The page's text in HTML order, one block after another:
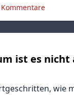
Kommentare
ist es nicht
wie